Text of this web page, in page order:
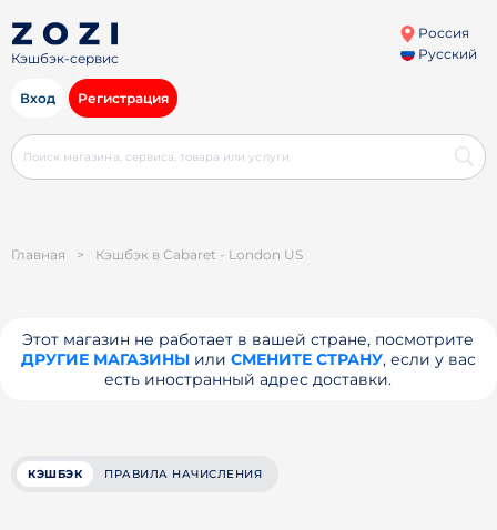
Кэшбэк-сервис
Россия
Русский
Вход Регистрация
Главная > Кэшбэк в Cabaret - London US
Этот магазин не работает в вашей стране, посмотрите
ДРУГИЕ МАГАЗИНЫили СМЕНИТЕ СТРАНУ, если у вас
есть иностранный адрес доставки.
КЭШБЭК ПРАВИЛА НАЧИСЛЕНИЯ